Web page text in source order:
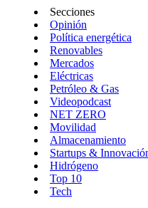
Secciones
Opinión
Política energética
Renovables
Mercados
Eléctricas
Petróleo & Gas
Videopodcast
NET ZERO
Movilidad
Almacenamiento
Startups &
Hidrógeno
Top 10
Tech